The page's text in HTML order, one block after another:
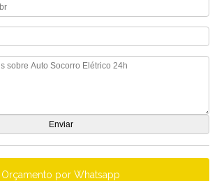
Orçamento por Whatsapp